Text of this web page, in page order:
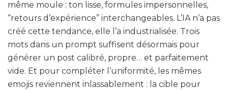
même moule : ton lisse, formules impersonnelles,
“retours d’expérience” interchangeables. L’IA n’a pas
créé cette tendance, elle l’a industrialisée. Trois
mots dans un prompt suffisent désormais pour
générer un post calibré, propre… et parfaitement
vide. Et pour compléter l’uniformité, les mêmes
emojis reviennent inlassablement : la cible pour